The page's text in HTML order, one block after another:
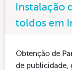
Instalação
toldos em
Obtenção de
de publicidade,